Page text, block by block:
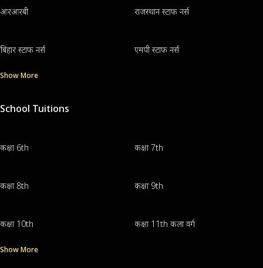
आरआरबी राजस्थान स्टाफ नर्स
बिहार स्टाफ नर्स एमपी स्टाफ नर्स
Show More
School Tuitions
कक्षा 6th कक्षा 7th
कक्षा 8th कक्षा 9th
कक्षा 10th कक्षा 11th कला वर्ग
Show More